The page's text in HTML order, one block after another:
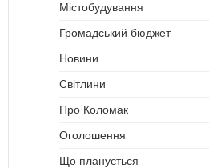
Містобудування
Громадський бюджет
Новини
Світлини
Про Коломак
Оголошення
Що планується